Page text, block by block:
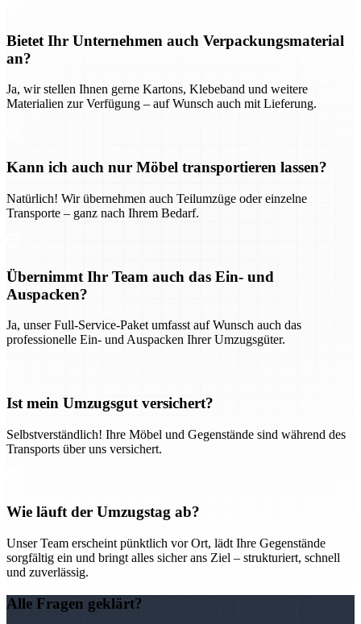
Bietet Ihr Unternehmen auch Verpackungsmaterial
an?
Ja, wir stellen Ihnen gerne Kartons, Klebeband und weitere
Materialien zur Verfügung – auf Wunsch auch mit Lieferung.
Kann ich auch nur Möbel transportieren lassen?
Natürlich! Wir übernehmen auch Teilumzüge oder einzelne
Transporte – ganz nach Ihrem Bedarf.
Übernimmt Ihr Team auch das Ein- und
Auspacken?
Ja, unser Full-Service-Paket umfasst auf Wunsch auch das
professionelle Ein- und Auspacken Ihrer Umzugsgüter.
Ist mein Umzugsgut versichert?
Selbstverständlich! Ihre Möbel und Gegenstände sind während des
Transports über uns versichert.
Wie läuft der Umzugstag ab?
Unser Team erscheint pünktlich vor Ort, lädt Ihre Gegenstände
sorgfältig ein und bringt alles sicher ans Ziel – strukturiert, schnell
und zuverlässig.
Alle Fragen geklärt?